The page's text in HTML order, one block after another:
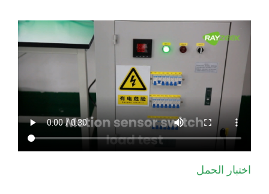
اختبار الحمل